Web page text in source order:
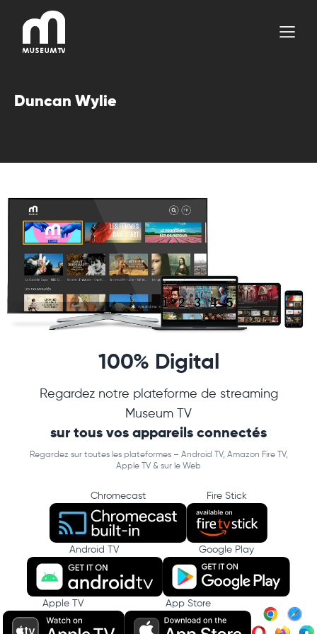
contenu
Duncan Wylie
100% Digital
Regardez notre plateforme de streaming
Museum TV
sur tous vos appareils connectés
Regardez sur toutes les plateformes – Android TV, Amazon Fire TV,
Apple TV & sur le Web
Chromecast Fire Stick
Android TV Google Play
Apple TV App Store